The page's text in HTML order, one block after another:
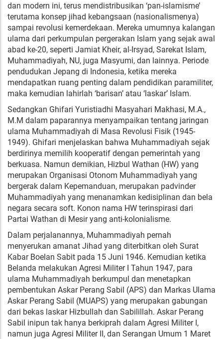
dan modern ini, terus mendistribusikan ‘pan-islamisme’
terutama konsep jihad kebangsaan (nasionalismenya)
sampai revolusi kemerdekaan. Mereka umumnya kalangan
ulama dari perkumpulan pergerakan Islam yang sejak awal
abad ke-20, seperti Jamiat Kheir, al-Irsyad, Sarekat Islam,
Muhammadiyah, NU, juga Masyumi, dan lainnya. Periode
pendudukan Jepang di Indonesia, ketika mereka
mendapatkan ruang penting dalam pendidikan paramiliter,
maka kemudian lahirlah ‘barisan’ atau ‘laskar’ Islam.
Sedangkan Ghifari Yuristiadhi Masyahari Makhasi, M.A.,
M.M dalam paparannya menyampaikan tentang jaringan
ulama Muhammadiyah di Masa Revolusi Fisik (1945-
1949). Ghifari menjelaskan bahwa Muhammadiyah sejak
berdirinya memilih kooperatif dengan pemerintah yang
berkuasa. Namun demikian, Hizbul Wathan (HW) yang
merupakan Organisasi Otonom Muhammadiyah yang
bergerak dalam Kepemanduan, merupakan padvinder
Muhammadiyah yang menanamkan kedisiplinan dan bela
negara secara soft. Konon nama HW terinspirasi dari
Partai Wathan di Mesir yang anti-kolonialisme.
Dalam perjalanannya, Muhammadiyah pernah
menyerukan amanat Jihad yang diterbitkan oleh Surat
Kabar Boelan Sabit pada 15 Juni 1946. Kemudian ketika
Belanda melakukan Agresi Militer I Tahun 1947, para
ulama Muhammadiyah berkumpul dan menetapkan
pembentukan Askar Perang Sabil (APS) dan Markas Ulama
Askar Perang Sabil (MUAPS) yang merupakan gabungan
dari bekas laskar Hizbullah dan Sabilillah. Askar Perang
Sabil inipun tak hanya berkiprah dalam Agresi Militer I,
namun juga Agresi Militer II, dan Serangan Umum 1 Maret